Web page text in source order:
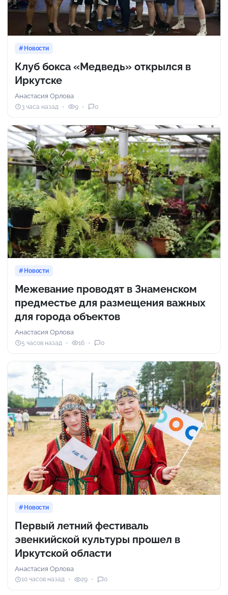
Новости
Клуб бокса «Медведь» открылся в
Иркутске
Анастасия Орлова
3 часа назад 9 0
Новости
Межевание проводят в Знаменском
предместье для размещения важных
для города объектов
Анастасия Орлова
5 часов назад 16 0
Новости
Первый летний фестиваль
эвенкийской культуры прошел в
Иркутской области
Анастасия Орлова
10 часов назад 29 0